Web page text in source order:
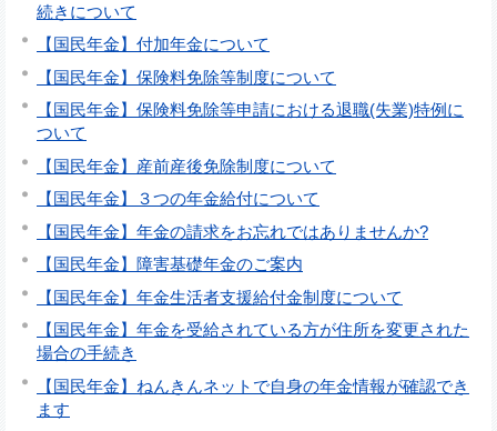
続きについて
【国民年金】付加年金について
【国民年金】保険料免除等制度について
【国民年金】保険料免除等申請における退職(失業)特例に
ついて
【国民年金】産前産後免除制度について
【国民年金】３つの年金給付について
【国民年金】年金の請求をお忘れではありませんか?
【国民年金】障害基礎年金のご案内
【国民年金】年金生活者支援給付金制度について
【国民年金】年金を受給されている方が住所を変更された
場合の手続き
【国民年金】ねんきんネットで自身の年金情報が確認でき
ます